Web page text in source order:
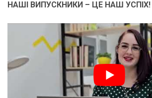
НАШІ ВИПУСКНИКИ – ЦЕ НАШ УСПІХ!